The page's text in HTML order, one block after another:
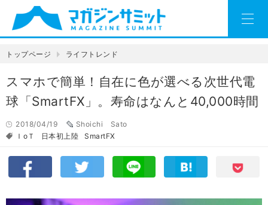
トップページ ライフトレンド
スマホで簡単！自在に色が選べる次世代電
球「SmartFX」。寿命はなんと40,000時間
2018/04/19
Shoichi Sato
ＩoＴ
日本初上陸 SmartFX